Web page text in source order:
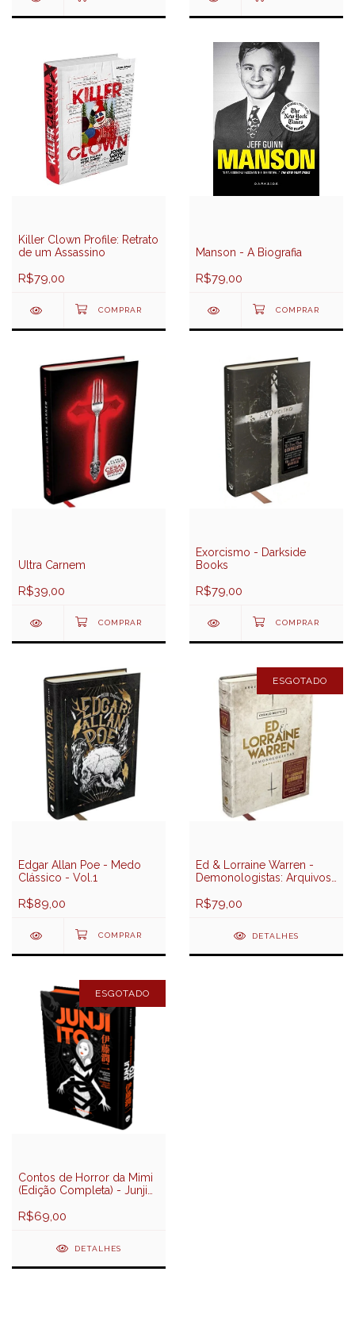
Killer Clown Profile: Retrato
de um Assassino
R$79,00
Manson - A Biografia
R$79,00
Ultra Carnem
R$39,00
Exorcismo - Darkside
Books
R$79,00
Edgar Allan Poe - Medo
Clássico - Vol.1
R$89,00
ESGOTADO
Ed & Lorraine Warren -
Demonologistas: Arquivos
Books
R$79,00
DETALHES
ESGOTADO
Contos de Horror da Mimi
(Edição Completa) - Junji
R$69,00
DETALHES